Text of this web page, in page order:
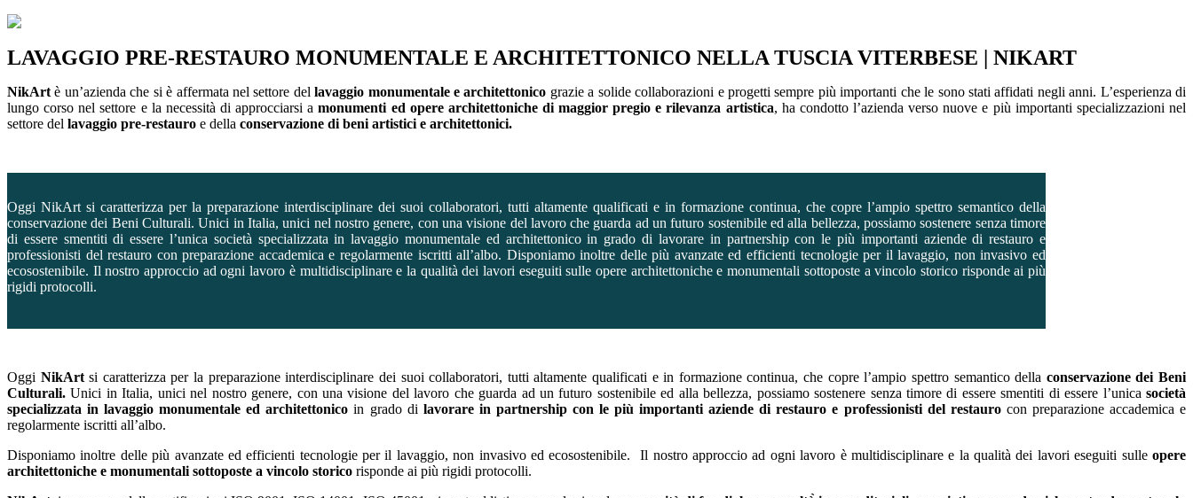
LAVAGGIO PRE-RESTAURO MONUMENTALE E ARCHITETTONICO NELLA TUSCIA VITERBESE | NIKART
NikArt è un’azienda che si è affermata nel settore dellavaggio monumentale e architettonico grazie a solide collaborazioni e progetti sempre più importanti che le sono stati affidati negli anni. L’esperienza di
lungo corso nel settore e la necessità di approcciarsi amonumenti ed opere architettoniche di maggior pregio e rilevanza artistica, ha condotto l’azienda verso nuove e più importanti specializzazioni nel
settore del lavaggio pre-restauro e della conservazione di beni artistici e architettonici.
Oggi NikArt si caratterizza per la preparazione interdisciplinare dei suoi collaboratori, tutti altamente qualificati e in formazione continua, che copre l’ampio spettro semantico della
conservazione dei Beni Culturali. Unici in Italia, unici nel nostro genere, con una visione del lavoro che guarda ad un futuro sostenibile ed alla bellezza, possiamo sostenere senza timore
di essere smentiti di essere l’unica società specializzata in lavaggio monumentale ed architettonico in grado di lavorare in partnership con le più importanti aziende di restauro e
professionisti del restauro con preparazione accademica e regolarmente iscritti all’albo. Disponiamo inoltre delle più avanzate ed efficienti tecnologie per il lavaggio, non invasivo ed
ecosostenibile. Il nostro approccio ad ogni lavoro è multidisciplinare e la qualità dei lavori eseguiti sulle opere architettoniche e monumentali sottoposte a vincolo storico risponde ai più
rigidi protocolli.
Oggi NikArtsi caratterizza per la preparazione interdisciplinare dei suoi collaboratori, tutti altamente qualificati e in formazione continua, che copre l’ampio spettro semantico della conservazione dei Beni
Culturali. Unici in Italia, unici nel nostro genere, con una visione del lavoro che guarda ad un futuro sostenibile ed alla bellezza, possiamo sostenere senza timore di essere smentiti di essere l’unica società
specializzata in lavaggio monumentale ed architettonico in grado di lavorare in partnership con le più importanti aziende di restauro e professionisti del restaurocon preparazione accademica e
regolarmente iscritti all’albo.
Disponiamo inoltre delle più avanzate ed efficienti tecnologie per il lavaggio, non invasivo ed ecosostenibile. Il nostro approccio ad ogni lavoro è multidisciplinare e la qualità dei lavori eseguiti sulle opere
architettoniche e monumentali sottoposte a vincolo storico risponde ai più rigidi protocolli.